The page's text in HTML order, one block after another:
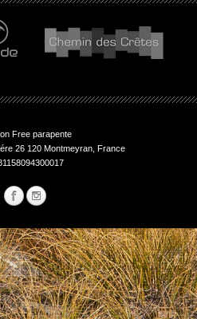
Free parapente
26 120 Montmeyran, France